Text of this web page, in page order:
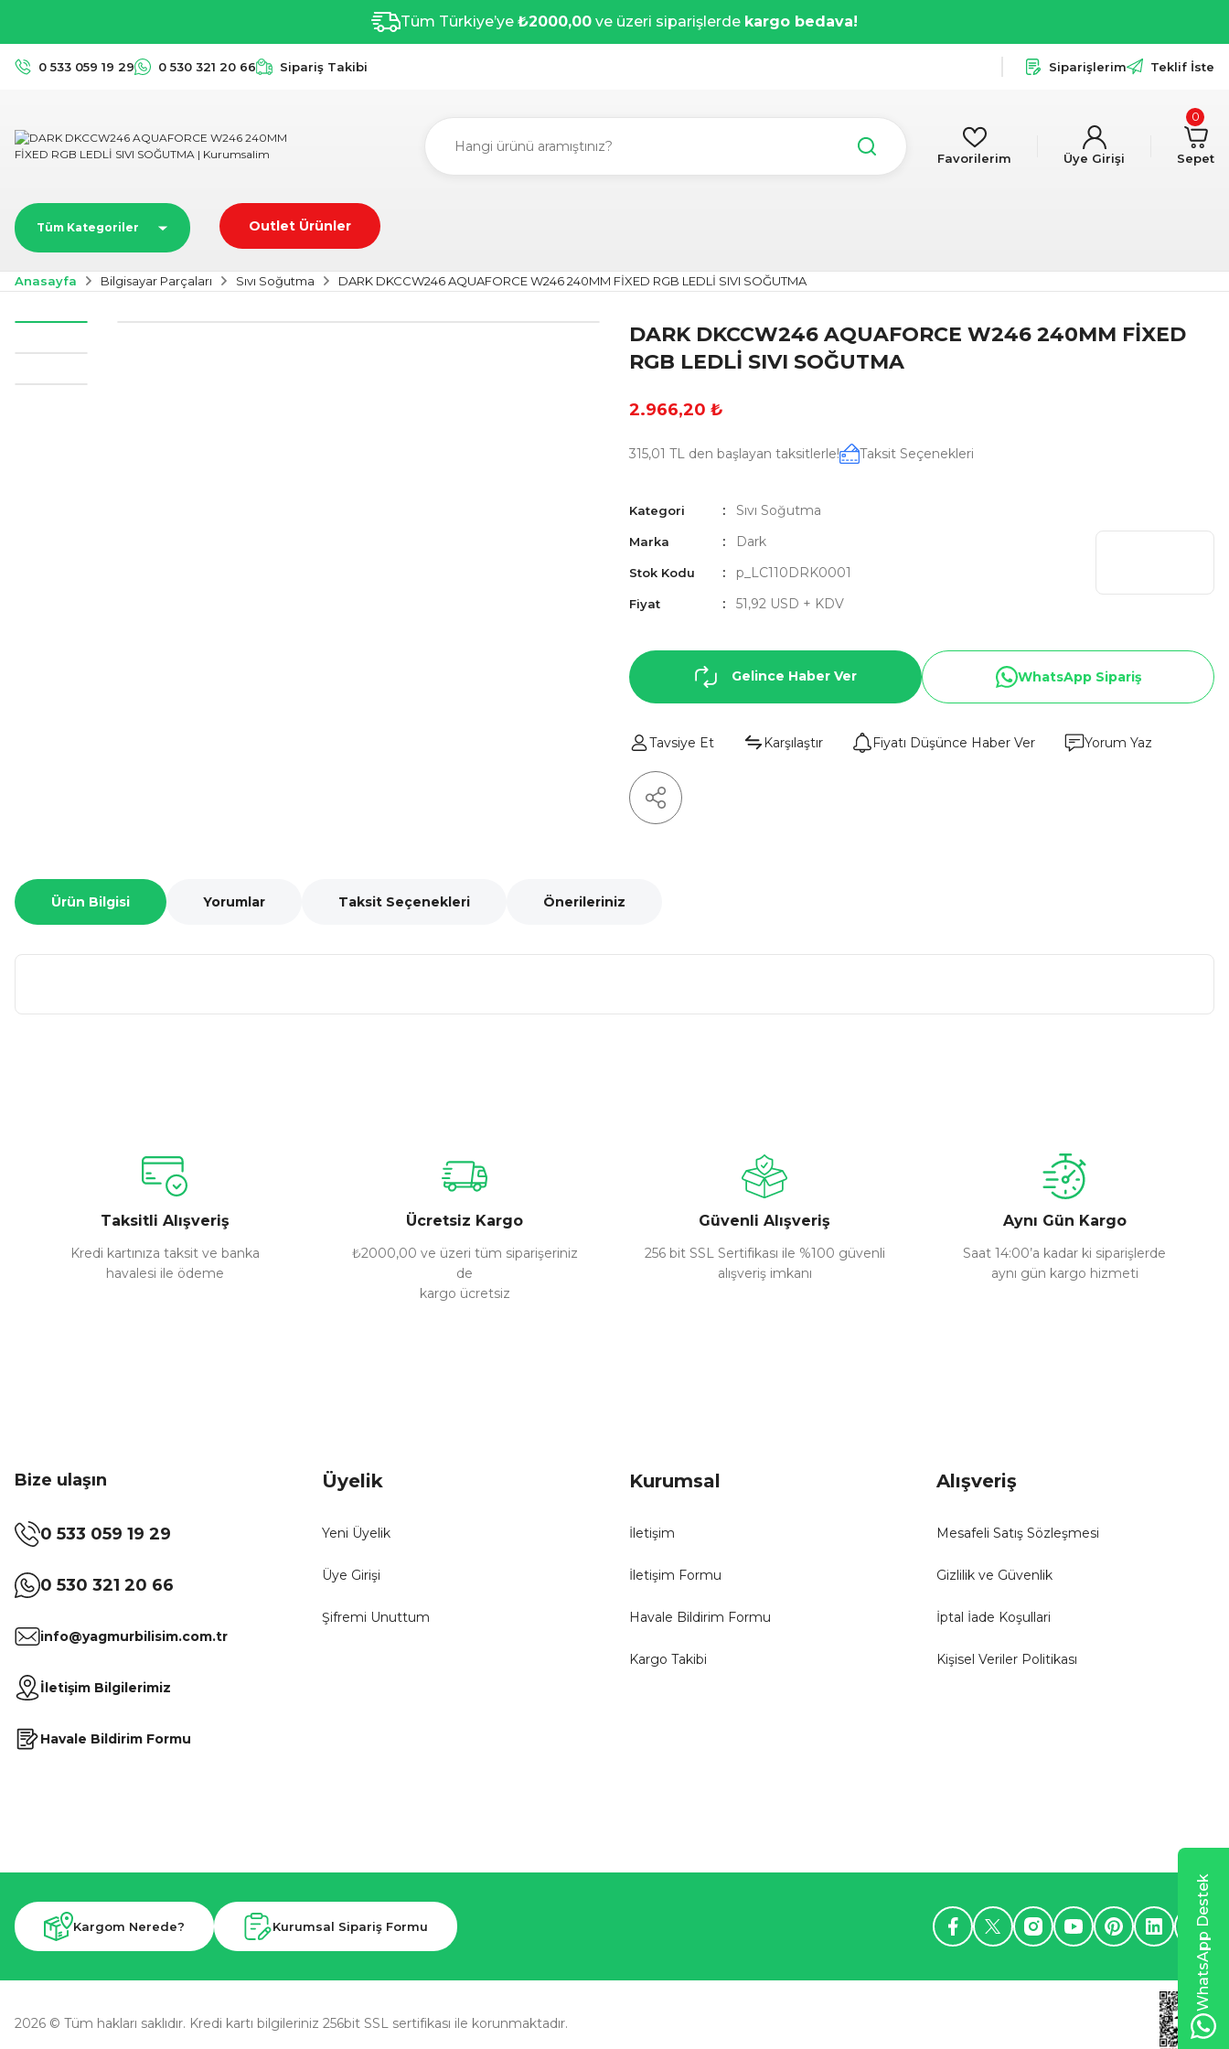
Tüm Türkiye’ye ₺2000,00 ve üzeri siparişlerde kargo bedava!
0 533 059 19 29 0 530 321 20 66 Sipariş Takibi Siparişlerim Teklif İste
Favorilerim Üye Girişi Sepet
0
Tüm Kategoriler Outlet Ürünler
Anasayfa Bilgisayar Parçaları Sıvı Soğutma DARK DKCCW246 AQUAFORCE W246 240MM FİXED RGB LEDLİ SIVI SOĞUTMA
DARK DKCCW246 AQUAFORCE W246 240MM FİXED
RGB LEDLİ SIVI SOĞUTMA
2.966,20 ₺
315,01 TL den başlayan taksitlerle! Taksit Seçenekleri
Kategori Sıvı Soğutma
Marka Dark
Stok Kodu p_LC110DRK0001
Fiyat 51,92 USD + KDV
Gelince Haber Ver WhatsApp Sipariş
Tavsiye Et Karşılaştır Fiyatı Düşünce Haber Ver Yorum Yaz
Ürün Bilgisi Yorumlar Taksit Seçenekleri Önerileriniz
Ürün açıklamasında eksik bilgiler bulunuyor.
Ürün bilgilerinde hatalar bulunuyor.
Ürün fiyatı diğer sitelerden daha pahalı.
Bu ürüne benzer farklı alternatifler olmalı.
Taksitli Alışveriş
Kredi kartınıza taksit ve banka
havalesi ile ödeme
Ücretsiz Kargo
₺2000,00 ve üzeri tüm siparişeriniz
de
kargo ücretsiz
Güvenli Alışveriş
256 bit SSL Sertifikası ile %100 güvenli
alışveriş imkanı
Aynı Gün Kargo
Saat 14:00’a kadar ki siparişlerde
aynı gün kargo hizmeti
Bize ulaşın
0 533 059 19 29
0 530 321 20 66
info@yagmurbilisim.com.tr
İletişim Bilgilerimiz
Havale Bildirim Formu
Üyelik
Yeni Üyelik
Üye Girişi
Şifremi Unuttum
Kurumsal
İletişim
İletişim Formu
Havale Bildirim Formu
Kargo Takibi
Alışveriş
Mesafeli Satış Sözleşmesi
Gizlilik ve Güvenlik
İptal İade Koşullari
Kişisel Veriler Politikası
Kargom Nerede? Kurumsal Sipariş Formu
2026 © Tüm hakları saklıdır. Kredi kartı bilgileriniz 256bit SSL sertifikası ile korunmaktadır.
WhatsApp Destek